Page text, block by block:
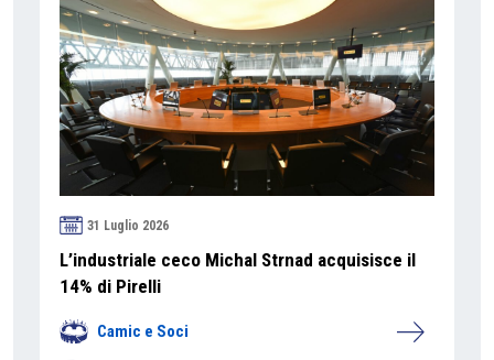
31 Luglio 2026
L’industriale ceco Michal Strnad acquisisce il
14% di Pirelli
Camic e Soci